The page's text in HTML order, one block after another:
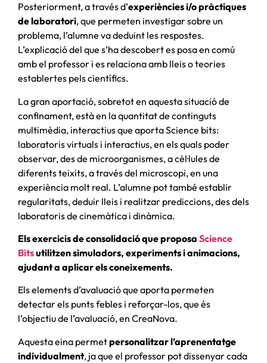
Posteriorment, a través d’experiències i/o pràctiques
de laboratori, que permeten investigar sobre un
problema, l’alumne va deduint les respostes.
L’explicació del que s’ha descobert es posa en comú
amb el professor i es relaciona amb lleis o teories
establertes pels científics.
La gran aportació, sobretot en aquesta situació de
confinament, està en la quantitat de continguts
multimèdia, interactius que aporta Science bits:
laboratoris virtuals i interactius, en els quals poder
observar, des de microorganismes, a cèl·lules de
diferents teixits, a través del microscopi, en una
experiència molt real. L’alumne pot també establir
regularitats, deduir lleis i realitzar prediccions, des dels
laboratoris de cinemàtica i dinàmica.
Els exercicis de consolidació que proposa Science
Bitsutilitzen simuladors, experiments i animacions,
ajudant a aplicar els coneixements.
Els elements d’avaluació que aporta permeten
detectar els punts febles i reforçar-los, que és
l’objectiu de l’avaluació, en CreaNova.
Aquesta eina permetpersonalitzar l’aprenentatge
individualment, ja que el professor pot dissenyar cada